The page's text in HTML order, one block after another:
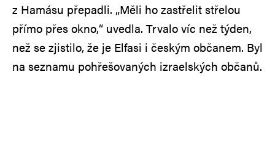
z Hamásu přepadli. „Měli ho zastřelit střelou
přímo přes okno,“ uvedla. Trvalo víc než týden,
než se zjistilo, že je Elfasi i českým občanem. Byl
na seznamu pohřešovaných izraelských občanů.